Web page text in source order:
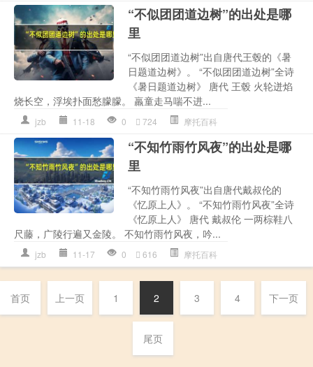
“不似团团道边树”的出处是哪
里
“不似团团道边树”出自唐代王毂的《暑
日题道边树》。 “不似团团道边树”全诗
《暑日题道边树》 唐代 王毂 火轮迸焰
烧长空，浮埃扑面愁朦朦。 羸童走马喘不进...
jzb 11-18 0 724 摩托百科
“不知竹雨竹风夜”的出处是哪
里
“不知竹雨竹风夜”出自唐代戴叔伦的
《忆原上人》。 “不知竹雨竹风夜”全诗
《忆原上人》 唐代 戴叔伦 一两棕鞋八
尺藤，广陵行遍又金陵。 不知竹雨竹风夜，吟...
jzb 11-17 0 616 摩托百科
首页 上一页 1 2 3 4 下一页
尾页